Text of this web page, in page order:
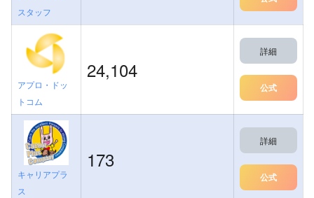
スタッフ
アプロ・ドッ
トコム
24,104
詳細
公式
キャリアプラ
ス
173
詳細
公式